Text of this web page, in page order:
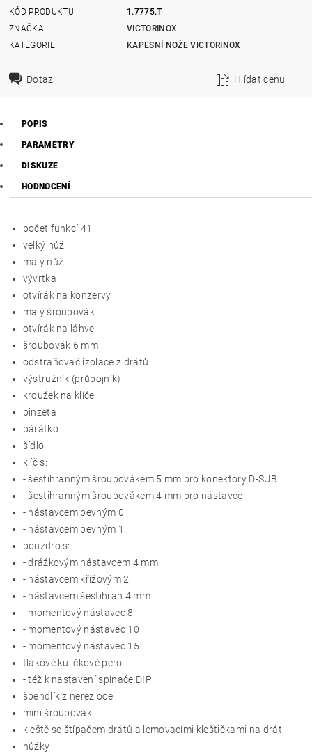
KÓD PRODUKTU
1.7775.T
ZNAČKA
VICTORINOX
KATEGORIE
KAPESNÍ NOŽE VICTORINOX
Dotaz Hlídat cenu
POPIS
PARAMETRY
DISKUZE
HODNOCENÍ
počet funkcí 41
velký nůž
malý nůž
vývrtka
otvírák na konzervy
malý šroubovák
otvírák na láhve
šroubovák 6 mm
odstraňovač izolace z drátů
výstružník (průbojník)
kroužek na klíče
pinzeta
párátko
šídlo
klíč s:
- šestihranným šroubovákem 5 mm pro konektory D-SUB
- šestihranným šroubovákem 4 mm pro nástavce
- nástavcem pevným 0
- nástavcem pevným 1
pouzdro s:
- drážkovým nástavcem 4 mm
- nástavcem křížovým 2
- nástavcem šestihran 4 mm
- momentový nástavec 8
- momentový nástavec 10
- momentový nástavec 15
tlakové kuličkové pero
- též k nastavení spínače DIP
špendlík z nerez ocel
mini šroubovák
kleště se štípačem drátů a lemovacími kleštičkami na drát
nůžky